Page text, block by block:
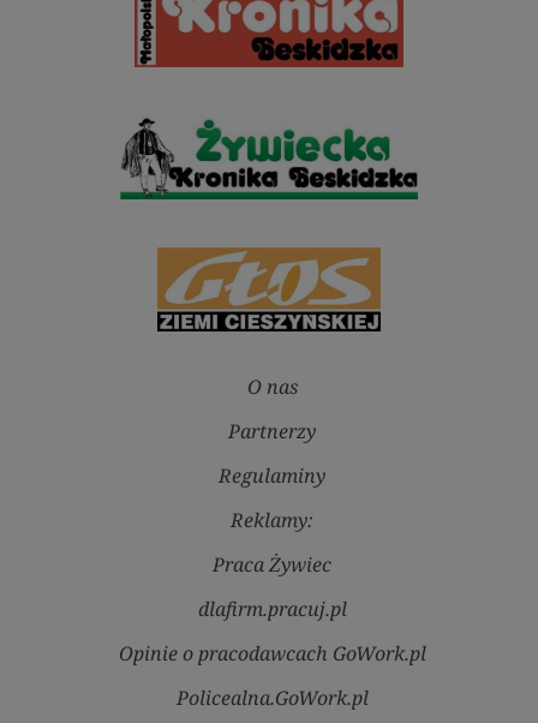
O nas
Partnerzy
Regulaminy
Reklamy:
Praca Żywiec
dlafirm.pracuj.pl
Opinie o pracodawcach GoWork.pl
Policealna.GoWork.pl